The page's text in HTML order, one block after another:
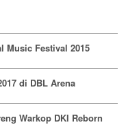
Music Festival 2015
di DBL Arena
Warkop DKI Reborn